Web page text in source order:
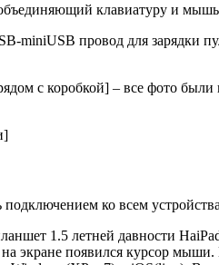
клавиатуру и
miniUSB провод для зарядки
с коробкой] – все фото
подключением ко всем
1.5 летней давности
экране появился курсор мыши.